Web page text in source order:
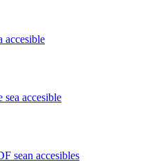
accesible
accesible
sean accesibles